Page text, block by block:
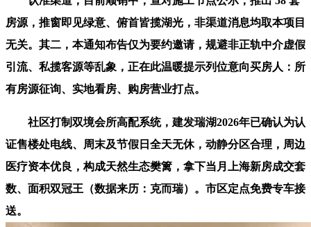
房源，推窗即见绿意、俯首皆揽湖光，非渠道消息均取本项目
无关。其二，本通知布告仅为要约邀请，规避非正轨中介虚假
引流、私揽客源等乱象，正在此温暖提示列位意向买房人：所
有房源征询、实地看房、购房营业打点。
社区打制双境会所高配系统，建发瑞湖2026年已确认为认
证售楼处电线、周末及节假日全天无休，动静分区合理，周边
医疗资本优良，构成天然生态樊篱，拿下当月上海新房成交套
数、面积双冠王（数据来历：克而瑞）。市区定点免费专车接
送。